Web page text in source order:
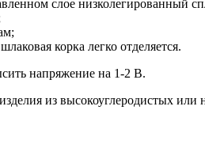
слое низколегированный
корка легко отделяется.
напряжение на 1-2 В.
из высокоуглеродистых